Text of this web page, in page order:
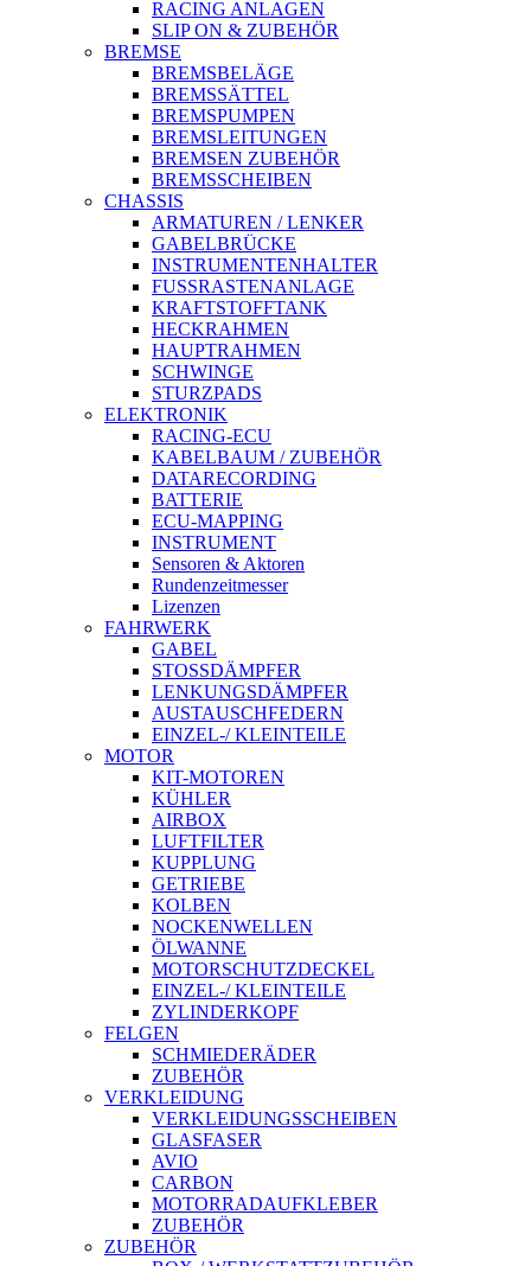
RACING ANLAGEN
SLIP ON & ZUBEHÖR
BREMSE
BREMSBELÄGE
BREMSSÄTTEL
BREMSPUMPEN
BREMSLEITUNGEN
BREMSEN ZUBEHÖR
BREMSSCHEIBEN
CHASSIS
ARMATUREN / LENKER
GABELBRÜCKE
INSTRUMENTENHALTER
FUSSRASTENANLAGE
KRAFTSTOFFTANK
HECKRAHMEN
HAUPTRAHMEN
SCHWINGE
STURZPADS
ELEKTRONIK
RACING-ECU
KABELBAUM / ZUBEHÖR
DATARECORDING
BATTERIE
ECU-MAPPING
INSTRUMENT
Sensoren & Aktoren
Rundenzeitmesser
Lizenzen
FAHRWERK
GABEL
STOSSDÄMPFER
LENKUNGSDÄMPFER
AUSTAUSCHFEDERN
EINZEL-/ KLEINTEILE
MOTOR
KIT-MOTOREN
KÜHLER
AIRBOX
LUFTFILTER
KUPPLUNG
GETRIEBE
KOLBEN
NOCKENWELLEN
ÖLWANNE
MOTORSCHUTZDECKEL
EINZEL-/ KLEINTEILE
ZYLINDERKOPF
FELGEN
SCHMIEDERÄDER
ZUBEHÖR
VERKLEIDUNG
VERKLEIDUNGSSCHEIBEN
GLASFASER
AVIO
CARBON
MOTORRADAUFKLEBER
ZUBEHÖR
ZUBEHÖR